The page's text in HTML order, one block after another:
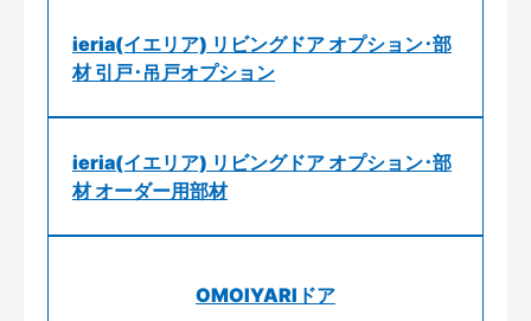
ieria(イエリア) リビングドア オプション･部
材 引戸･吊戸オプション
ieria(イエリア) リビングドア オプション･部
材 オーダー用部材
OMOIYARIドア